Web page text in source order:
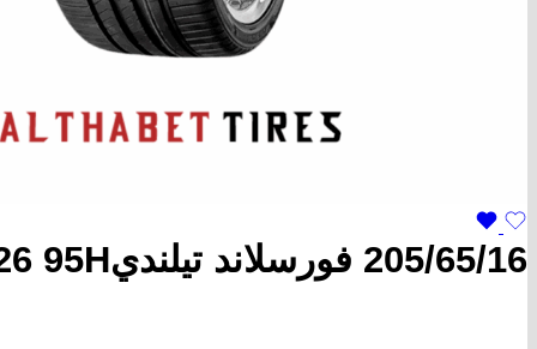
205/65/16 فورسلاند تيلنديD2026 95H